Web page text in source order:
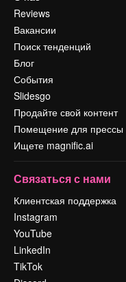
Reviews
Вакансии
Поиск тенденций
Блог
События
Slidesgo
Продайте свой контент
Помещение для прессы
Ищете magnific.ai
Связаться с нами
Клиентская поддержка
Instagram
YouTube
LinkedIn
TikTok